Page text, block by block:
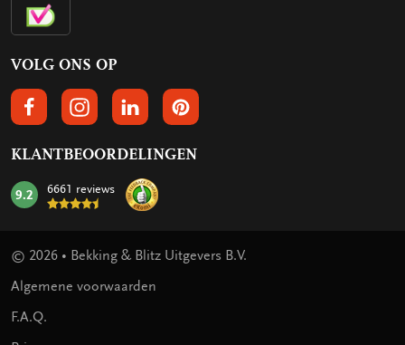
VOLG ONS OP
VOLGS ONS OP FACEBOOK
VOLG ONS OP INSTAGRAM
VOLG ONS OP LINKEDIN
VOLG ONS OP PINTEREST
KLANTBEOORDELINGEN
mark:
9.2 6661 reviews
© 2026 • Bekking & Blitz Uitgevers B.V.
Algemene voorwaarden
F.A.Q.